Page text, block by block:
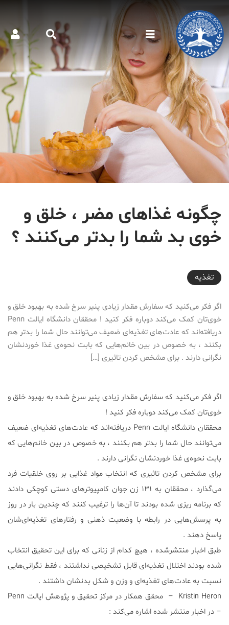
چگونه غذاهای‌ مضر ، خلق و
خوی بد شما را بدتر می‌کنند ؟
2017-02-10T09:33:06+03:30
تغذیه
اگر فکر می‌کنید که سفارش مقدار زیادی پنیر سرخ شده به بهبود خلق و
خوی‌تان کمک می‌کند دوباره فکر کنید ! محققان دانشگاه ایالت Penn
دریافته‌اند که عادت‌های تغذیه‌ا‌ی ضعیف می‌توانند حال شما را بدتر هم
بکنند ، به خصوص در بین خانم‌هایی که بابت نحوه‌ی غذا خوردنشان
نگرانی دارند . برای مشخص کردن تاثیری […]
اگر فکر می‌کنید که سفارش مقدار زیادی پنیر سرخ شده به بهبود خلق و
خوی‌تان کمک می‌کند دوباره فکر کنید !
محققان دانشگاه ایالت Penn دریافته‌اند که عادت‌های تغذیه‌ا‌ی ضعیف
می‌توانند حال شما را بدتر هم بکنند ، به خصوص در بین خانم‌هایی که
بابت نحوه‌ی غذا خوردنشان نگرانی دارند .
برای مشخص کردن تاثیری که انتخاب مواد غذایی بر روی خلقیات فرد
می‌گذارد ، محققان به ۱۳۱ زن جوان کامپیوترهای دستی کوچکی دادند
که برنامه ریزی شده بودند تا آن‌ها را ترغیب کنند که چندین بار در روز
به پرسش‌هایی در رابطه با وضعیت ذهنی و رفتارهای تغذیه‌ای‌شان
پاسخ دهند .
طبق اخبار منتشرشده ، هیچ کدام از زنانی که برای این تحقیق انتخاب
شده بودند اختلال تغذیه‌ای قابل تشخیصی نداشتند ، فقط نگرانی‌هایی
نسبت به عادت‌های تغذیه‌ای و وزن و شکل بدنشان داشتند .
Kristin Heron – محقق همکار در مرکز تحقیق و پژوهش ایالت Penn
– در اخبار منتشر شده اشاره می‌کند :